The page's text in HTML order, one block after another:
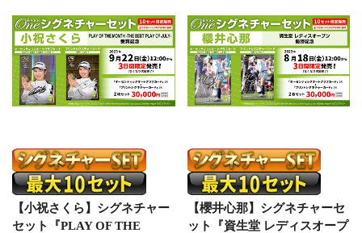
【小祝さくら】シグネチャー
セット『PLAY OF THE
【櫻井心那】シグネチャーセ
ット『資生堂 レディスオープ